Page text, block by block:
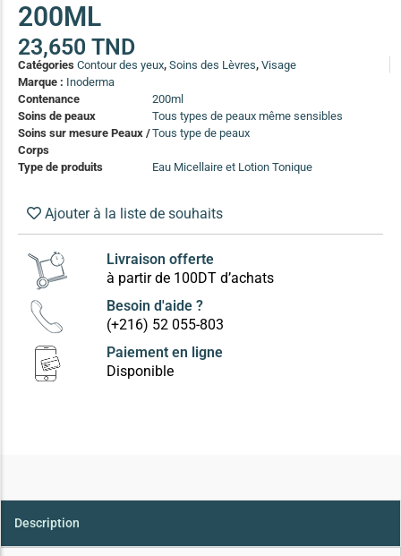
(13)
Soin anti-pelliculaire
Soin pointes cassantes et fourchues(12)
Soins Solaires Ciblés
Pour chaque type de peau, une solution
Soins ciblé enfants / adolescent (5-18 ans)
200ML
23,650 TND
Catégories Contour des yeux, Soins des Lèvres, Visage
Marque : Inoderma
Contenance
200ml
Soins de peaux
Tous types de peaux même sensibles
Soins sur mesure Peaux /
Corps
Tous type de peaux
Type de produits Eau Micellaire et Lotion Tonique
Ajouter à la liste de souhaits
Livraison offerte
à partir de 100DT d’achats
Besoin d'aide ?
(+216) 52 055-803
Paiement en ligne
Disponible
Description